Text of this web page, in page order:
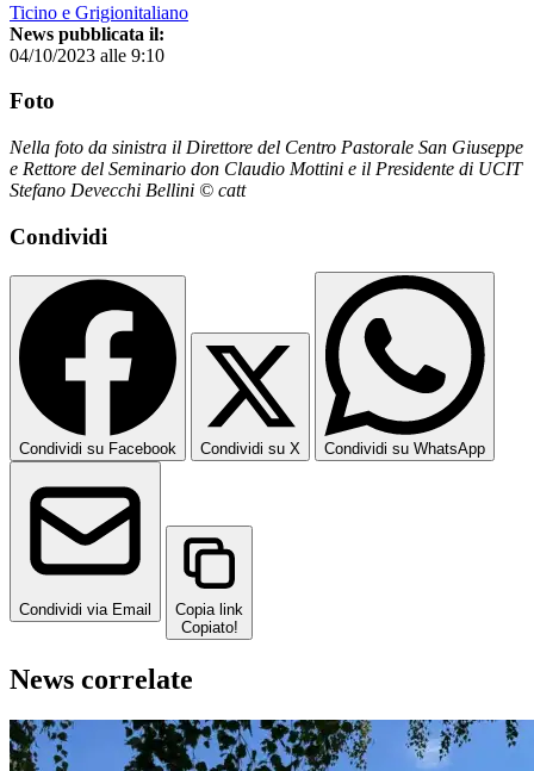
Ticino e Grigionitaliano
News pubblicata il:
04/10/2023 alle 9:10
Foto
Nella foto da sinistra il Direttore del Centro Pastorale San Giuseppe
e Rettore del Seminario don Claudio Mottini e il Presidente di UCIT
Stefano Devecchi Bellini © catt
Condividi
Condividi su Facebook Condividi su X Condividi su WhatsApp
Condividi via Email
Copia link
Copiato!
News correlate